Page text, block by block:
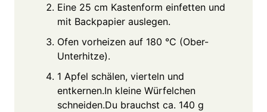
Eine 25 cm Kastenform einfetten und
mit Backpapier auslegen.
Ofen vorheizen auf 180 °C (Ober-
Unterhitze).
1 Apfel schälen, vierteln und
entkernen.In kleine Würfelchen
schneiden.Du brauchst ca. 140 g